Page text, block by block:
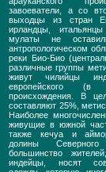
завоеватели, а со
выходцы из стран
ирландцы,
мулаты не
антропологическом
реки Био-Био
различные группы
живут чилийцы
европейского (в
происхождения. В
составляют 25%,
Наиболее
живущие в южной
также кечуа и
долины
большинство
индейцы, носят